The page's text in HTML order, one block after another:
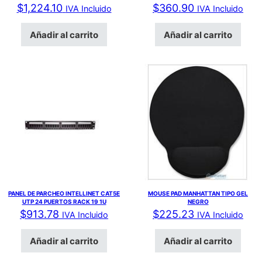
$1,224.10 IVA Incluido
Añadir al carrito
$360.90 IVA Incluido
Añadir al carrito
PANEL DE PARCHEO INTELLINET CAT5E
UTP 24 PUERTOS RACK 19 1U
$913.78 IVA Incluido
Añadir al carrito
MOUSE PAD MANHATTAN TIPO GEL
NEGRO
$225.23 IVA Incluido
Añadir al carrito